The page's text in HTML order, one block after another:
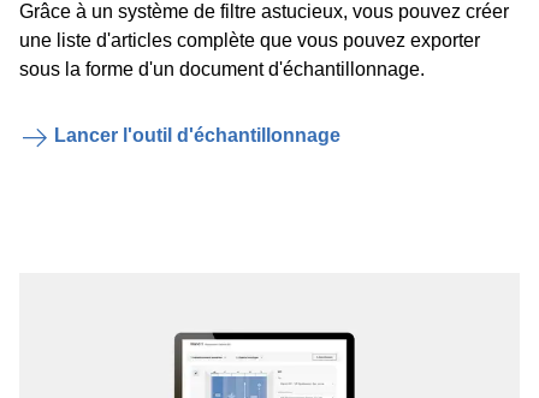
Grâce à un système de filtre astucieux, vous pouvez créer
une liste d'articles complète que vous pouvez exporter
sous la forme d'un document d'échantillonnage.
Lancer l'outil d'échantillonnage